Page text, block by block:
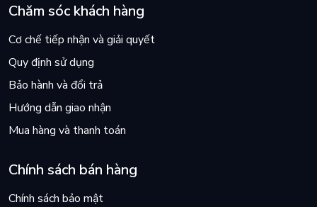
Chăm sóc khách hàng
Cơ chế tiếp nhận và giải quyết
Quy định sử dụng
Bảo hành và đổi trả
Hướng dẫn giao nhận
Mua hàng và thanh toán
Chính sách bán hàng
Chính sách bảo mật